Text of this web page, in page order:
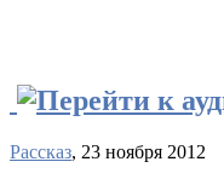
Рассказ, 23 ноября 2012